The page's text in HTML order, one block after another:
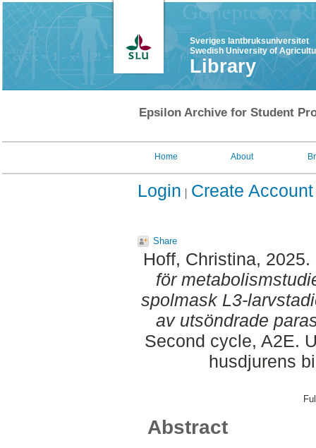
Sveriges lantbruksuniversitet
Swedish University of
Library
Epsilon Archive for Student
Home About
Login Create Account
Share
Hoff, Christina, 2025.
för
spolmask L3-
av utsöndrade
Second cycle, A2E.
husdjurens
Abstract